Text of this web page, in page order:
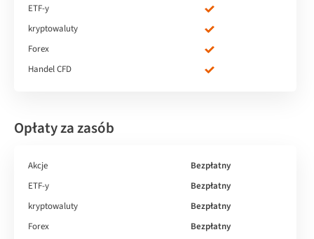
ETF-y
kryptowaluty
Forex
Handel CFD
Opłaty za zasób
Akcje
Bezpłatny
ETF-y
Bezpłatny
kryptowaluty
Bezpłatny
Forex
Bezpłatny